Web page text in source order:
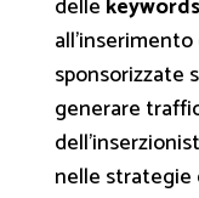
delle keywords
sponsorizzate
generare
nelle strategie